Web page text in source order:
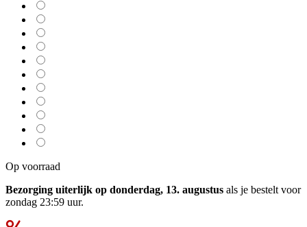
Op voorraad
Bezorging uiterlijk op donderdag, 13. augustus als je bestelt voor
zondag 23:59 uur.